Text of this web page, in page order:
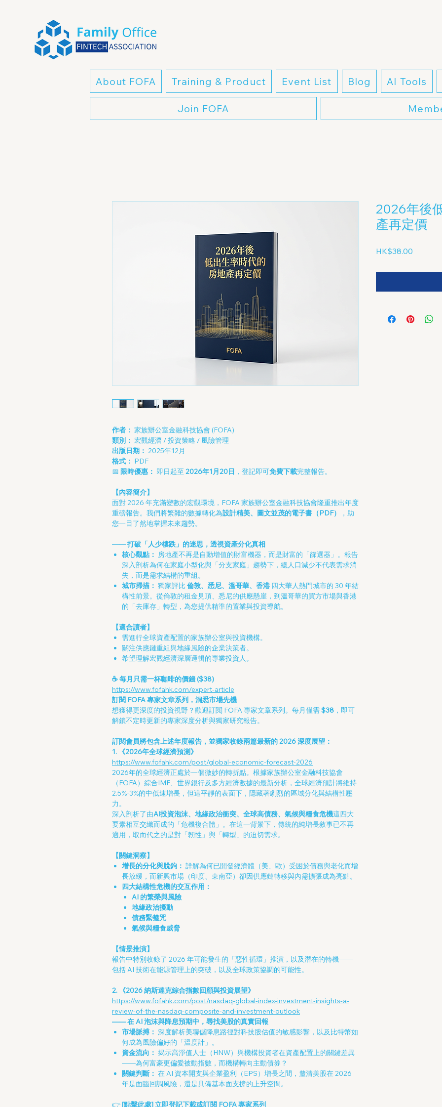
About FOFA Training & Product Event List Blog AI Tools
Join FOFA
作者： 家族辦公室金融科技協會 (FOFA)
類別： 宏觀經濟 / 投資策略 / 風險管理
出版日期： 2025年12月
格式： PDF
📅 限時優惠： 即日起至 2026年1月20日 ，登記即可免費下載完整報告。
【內容簡介】
面對 2026 年充滿變數的宏觀環境，FOFA 家族辦公室金融科技協會隆重推出年度
重磅報告。我們將繁雜的數據轉化為設計精美、圖文並茂的電子書（PDF）
，助
您一目了然地掌握未來趨勢。
—— 打破「人少樓跌」的迷思，透視資產分化真相
核心觀點： 房地產不再是自動增值的財富機器，而是財富的「篩選器」。報告
深入剖析為何在家庭小型化與「分支家庭」趨勢下，總人口減少不代表需求消
失，而是需求結構的重組。
城市掃描： 獨家評比 倫敦、悉尼、溫哥華、香港 四大華人熱門城市的 30 年結
構性前景。從倫敦的租金見頂、悉尼的供應懸崖，到溫哥華的買方市場與香港
的「去庫存」轉型，為您提供精準的置業與投資導航。
【適合讀者】
需進行全球資產配置的家族辦公室與投資機構。
關注供應鏈重組與地緣風險的企業決策者。
希望理解宏觀經濟深層邏輯的專業投資人。
☕️ 每月只需一杯咖啡的價錢 ($38)
https://www.fofahk.com/expert-article
訂閱 FOFA 專家文章系列，洞悉市場先機
想獲得更深度的投資視野？歡迎訂閱 FOFA 專家文章系列。每月僅需$38 ，即可
解鎖不定時更新的專家深度分析與獨家研究報告。
訂閱會員將包含上述年度報告，並獨家收錄兩篇最新的 2026 深度展望：
1. 《2026年全球經濟預測》
https://www.fofahk.com/post/global-economic-forecast-2026
2026年的全球經濟正處於一個微妙的轉折點。根據家族辦公室金融科技協會
（FOFA）綜合IMF、世界銀行及多方經濟數據的最新分析，全球經濟預計將維持
2.5%-3%的中低速增長，但這平靜的表面下，隱藏著劇烈的區域分化與結構性壓
力。
深入剖析了由AI投資泡沫、地緣政治衝突、全球高債務、氣候與糧食危機這四大
要素相互交織而成的「危機複合體」。在這一背景下，傳統的純增長敘事已不再
適用，取而代之的是對「韌性」與「轉型」的迫切需求。
【關鍵洞察】
增長的分化與脫鉤： 詳解為何已開發經濟體（美、歐）受困於債務與老化而增
長放緩，而新興市場（印度、東南亞）卻因供應鏈轉移與內需擴張成為亮點。
四大結構性危機的交互作用：
AI 的繁榮與風險
地緣政治擾動
債務緊箍咒
氣候與糧食威脅
【情景推演】
報告中特別收錄了 2026 年可能發生的「惡性循環」推演，以及潛在的轉機——
包括 AI 技術在能源管理上的突破，以及全球政策協調的可能性。
2. 《2026 納斯達克綜合指數回顧與投資展望》
https://www.fofahk.com/post/nasdaq-global-index-investment-insights-a-
review-of-the-nasdaq-composite-and-investment-outlook
—— 在 AI 泡沫與降息預期中，尋找美股的真實回報
市場脈搏： 深度解析美聯儲降息路徑對科技股估值的敏感影響，以及比特幣如
何成為風險偏好的「溫度計」。
資金流向： 揭示高淨值人士（HNW）與機構投資者在資產配置上的關鍵差異
——為何富豪更偏愛被動指數，而機構轉向主動債券？
關鍵判斷： 在 AI 資本開支與企業盈利（EPS）增長之間，釐清美股在 2026
年是面臨回調風險，還是具備基本面支撐的上升空間。
👉[點擊此處] 立即登記下載或訂閱 FOFA 專家系列
2026年後
產再定價
HK$38.00